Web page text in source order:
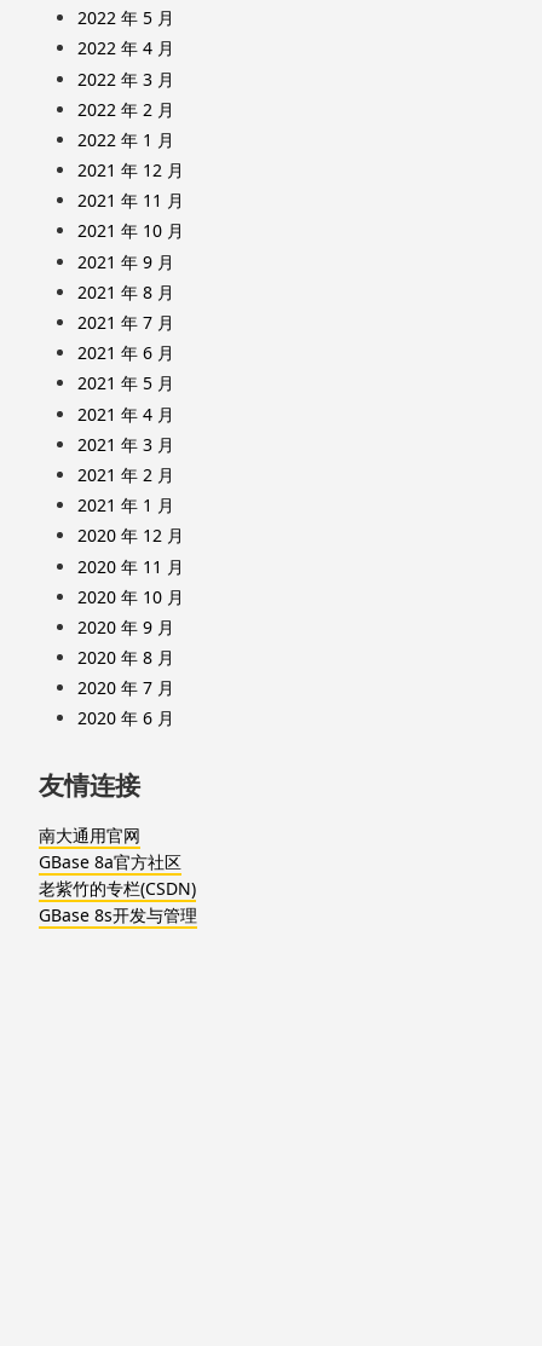
2022 年 5 月
2022 年 4 月
2022 年 3 月
2022 年 2 月
2022 年 1 月
2021 年 12 月
2021 年 11 月
2021 年 10 月
2021 年 9 月
2021 年 8 月
2021 年 7 月
2021 年 6 月
2021 年 5 月
2021 年 4 月
2021 年 3 月
2021 年 2 月
2021 年 1 月
2020 年 12 月
2020 年 11 月
2020 年 10 月
2020 年 9 月
2020 年 8 月
2020 年 7 月
2020 年 6 月
友情连接
南大通用官网
GBase 8a官方社区
老紫竹的专栏(CSDN)
GBase 8s开发与管理